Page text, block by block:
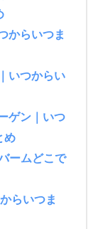
からいつま
いつからい
ゲン｜いつ
め
ームどこで
らいつま